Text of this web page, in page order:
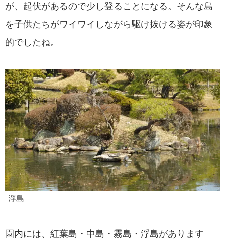
が、起伏があるので少し登ることになる。そんな島
を子供たちがワイワイしながら駆け抜ける姿が印象
的でしたね。
浮島
園内には、紅葉島・中島・霧島・浮島があります